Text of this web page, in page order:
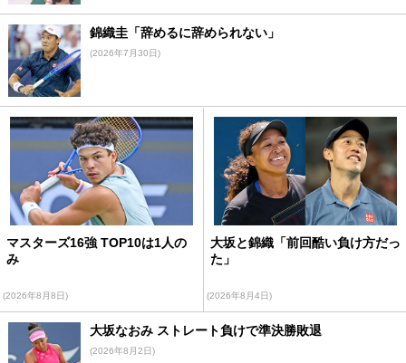
錦織圭「辞めるに辞められない」
(2026年7月30日)
マスターズ16強 TOP10は1人の
み
(2026年8月8日)
大坂と錦織「前回酷い負け方だっ
た」
(2026年8月4日)
大坂なおみ ストレート負けで準決勝敗退
(2026年8月2日)